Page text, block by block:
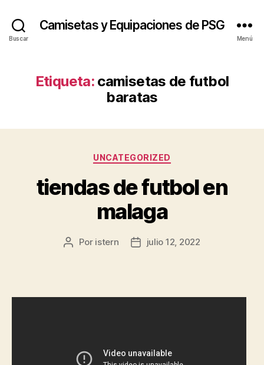
Buscar
Camisetas y Equipaciones de PSG
Menú
Etiqueta: camisetas de futbol
baratas
Categorías
UNCATEGORIZED
tiendas de futbol en
malaga
Autor
Por istern
Fechajulio 12, 2022